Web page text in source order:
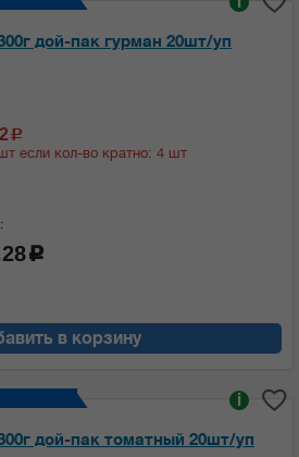
дой-пак гурман 20шт/уп
c
если кол-во кратно: 4 шт
c
в корзину
дой-пак томатный 20шт/уп
i